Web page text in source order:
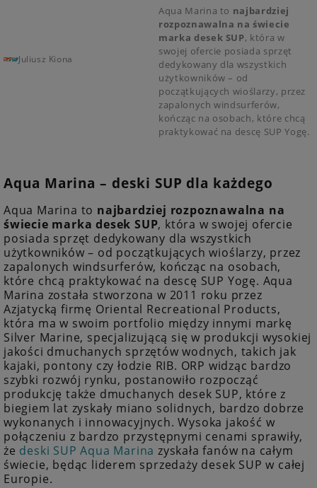
Juliusz Kiona
Aqua Marina to najbardziej
rozpoznawalna na świecie
marka desek SUP, która w
swojej ofercie posiada sprzęt
dedykowany dla wszystkich
użytkowników – od
początkujących wioślarzy, przez
zapalonych windsurferów,
kończąc na osobach, które chcą
praktykować na descę SUP Yogę.
Aqua Marina – deski SUP dla każdego
Aqua Marina to najbardziej rozpoznawalna na
świecie marka desek SUP, która w swojej ofercie
posiada sprzęt dedykowany dla wszystkich
użytkowników – od początkujących wioślarzy, przez
zapalonych windsurferów, kończąc na osobach,
które chcą praktykować na descę SUP Yogę. Aqua
Marina została stworzona w 2011 roku przez
Azjatycką firmę Oriental Recreational Products,
która ma w swoim portfolio między innymi markę
Silver Marine, specjalizującą się w produkcji wysokiej
jakości dmuchanych sprzętów wodnych, takich jak
kajaki, pontony czy łodzie RIB. ORP widząc bardzo
szybki rozwój rynku, postanowiło rozpocząć
produkcję także dmuchanych desek SUP, które z
biegiem lat zyskały miano solidnych, bardzo dobrze
wykonanych i innowacyjnych. Wysoka jakość w
połączeniu z bardzo przystępnymi cenami sprawiły,
że deski SUP Aqua Marina zyskała fanów na całym
świecie, będąc liderem sprzedaży desek SUP w całej
Europie.